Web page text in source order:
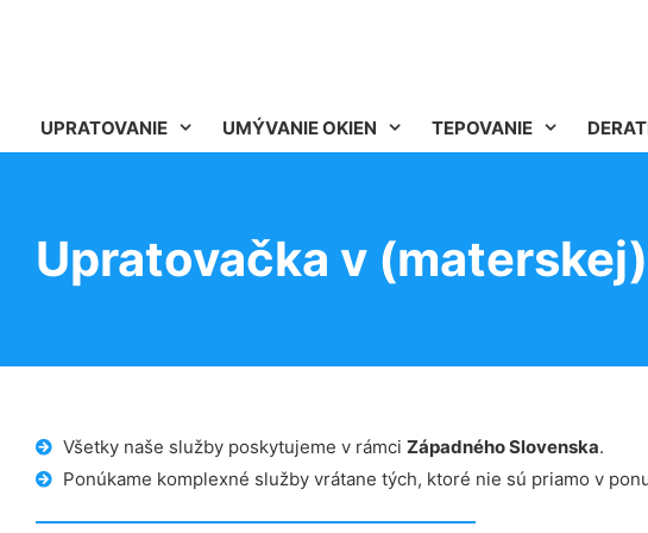
UPRATOVANIE UMÝVANIE OKIEN TEPOVANIE
Upratovačka v
Všetky naše služby poskytujeme v rámci Západného Slovenska.
Ponúkame komplexné služby vrátane tých, ktoré nie sú priamo v